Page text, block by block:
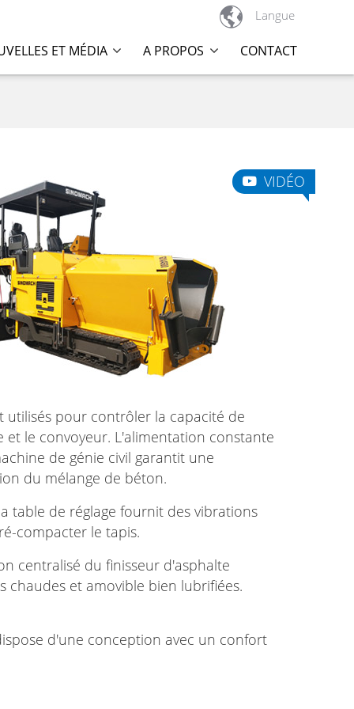
 Langue
ET MÉDIA A PROPOS CONTACT
VIDÉO
utilisés pour contrôler la capacité de
et le convoyeur. L'alimentation constante
de génie civil garantit une
du mélange de béton.
table de réglage fournit des vibrations
compacter le tapis.
centralisé du finisseur d'asphalte
chaudes et amovible bien lubrifiées.
d'une conception avec un confort